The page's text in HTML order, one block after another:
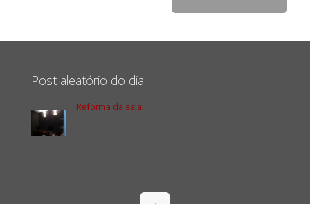
Post aleatório do dia
Reforma da sala